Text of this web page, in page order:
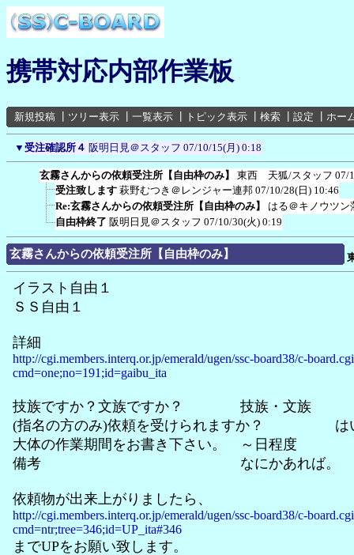
携帯対応内部作業板
新規投稿 ツリー表示 一覧表示 トピック表示 検索 設定 ホー
▼ 受注確認所４ 阪明日見＠スタッフ 07/10/15(月) 0:18
玄霧さんからの依頼受注所【自由枠のみ】 東西 天狐/スタッフ 07/
受注致します 萩野むつき＠レンジャー連邦 07/10/28(日) 10:46
Re:玄霧さんからの依頼受注所【自由枠のみ】
はる＠キノウツン
自由枠終了 阪明日見＠スタッフ 07/10/30(火) 0:19
玄霧さんからの依頼受注所【自由枠のみ】
イラスト自由１
ＳＳ自由１
詳細
http://cgi.members.interq.or.jp/emerald/ugen/ssc-board38/c-
cmd=one;no=191;id=gaibu_ita
技族ですか？文族ですか？ 技族・文族
(指名の方のみ)依頼を受けられますか？ は
大体の作業期間をお書き下さい。 ～日程度
備考 なにかあれば。
依頼物が出来上がりましたら、
http://cgi.members.interq.or.jp/emerald/ugen/ssc-board38/c-
cmd=ntr;tree=346;id=UP_ita#346
までUPをお願い致します。